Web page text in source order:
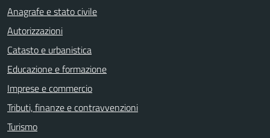
Anagrafe e stato civile
Autorizzazioni
Catasto e urbanistica
Educazione e formazione
Imprese e commercio
Tributi, finanze e contravvenzioni
Turismo